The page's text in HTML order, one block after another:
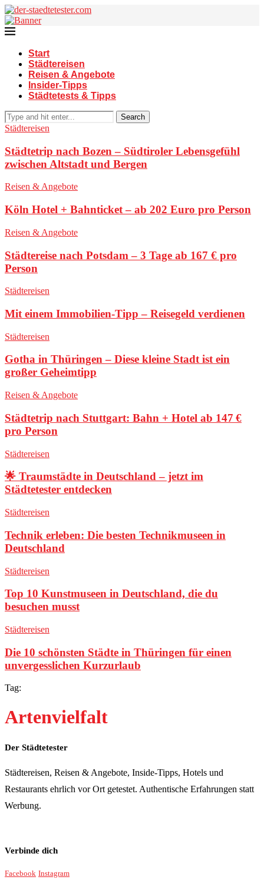
Start
Städtereisen
Reisen & Angebote
Insider-Tipps
Städtetests & Tipps
Search
Städtereisen
Städtetrip nach Bozen – Südtiroler Lebensgefühl
zwischen Altstadt und Bergen
Reisen & Angebote
Köln Hotel + Bahnticket – ab 202 Euro pro Person
Reisen & Angebote
Städtereise nach Potsdam – 3 Tage ab 167 € pro
Person
Städtereisen
Mit einem Immobilien-Tipp – Reisegeld verdienen
Städtereisen
Gotha in Thüringen – Diese kleine Stadt ist ein
großer Geheimtipp
Reisen & Angebote
Städtetrip nach Stuttgart: Bahn + Hotel ab 147 €
pro Person
Städtereisen
🌟 Traumstädte in Deutschland – jetzt im
Städtetester entdecken
Städtereisen
Technik erleben: Die besten Technikmuseen in
Deutschland
Städtereisen
Top 10 Kunstmuseen in Deutschland, die du
besuchen musst
Städtereisen
Die 10 schönsten Städte in Thüringen für einen
unvergesslichen Kurzurlaub
Tag:
Artenvielfalt
Der Städtetester
Städtereisen, Reisen & Angebote, Inside-Tipps, Hotels und
Restaurants ehrlich vor Ort getestet. Authentische Erfahrungen statt
Werbung.
Verbinde dich
Facebook Instagram